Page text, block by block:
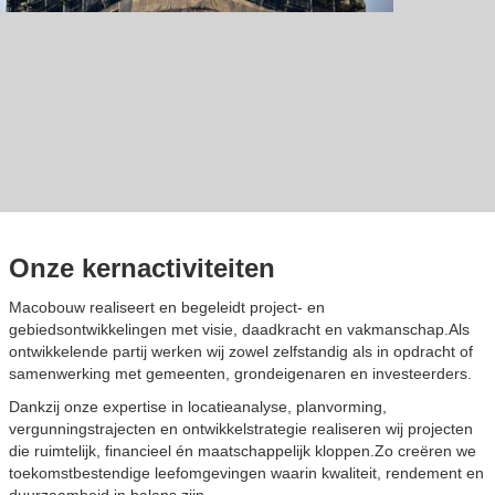
Onze kernactiviteiten
Macobouw realiseert en begeleidt project- en
gebiedsontwikkelingen met visie, daadkracht en vakmanschap.Als
ontwikkelende partij werken wij zowel zelfstandig als in opdracht of
samenwerking met gemeenten, grondeigenaren en investeerders.
Dankzij onze expertise in locatieanalyse, planvorming,
vergunningstrajecten en ontwikkelstrategie realiseren wij projecten
die ruimtelijk, financieel én maatschappelijk kloppen.Zo creëren we
toekomstbestendige leefomgevingen waarin kwaliteit, rendement en